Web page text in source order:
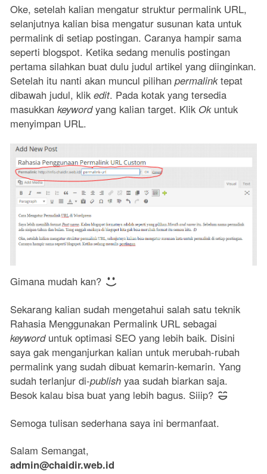
Oke, setelah kalian mengatur struktur permalink URL,
selanjutnya kalian bisa mengatur susunan kata untuk
permalink di setiap postingan. Caranya hampir sama
seperti blogspot. Ketika sedang menulis postingan
pertama silahkan buat dulu judul artikel yang diinginkan.
Setelah itu nanti akan muncul pilihan permalinktepat
dibawah judul, klik edit. Pada kotak yang tersedia
masukkan keywordyang kalian target. Klik Ok untuk
menyimpan URL.
Gimana mudah kan?
Sekarang kalian sudah mengetahui salah satu teknik
Rahasia Menggunakan Permalink URL sebagai
keyworduntuk optimasi SEO yang lebih baik. Disini
saya gak menganjurkan kalian untuk merubah-rubah
permalink yang sudah dibuat kemarin-kemarin. Yang
sudah terlanjur di-publish yaa sudah biarkan saja.
Besok kalau bisa buat yang lebih bagus. Siiip?
Semoga tulisan sederhana saya ini bermanfaat.
Salam Semangat,
admin@chaidir.web.id